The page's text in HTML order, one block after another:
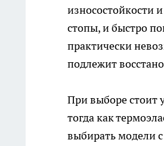
износостойкости
стопы, и быстро
практически
подлежит
При выборе стоит
тогда как
выбирать модели